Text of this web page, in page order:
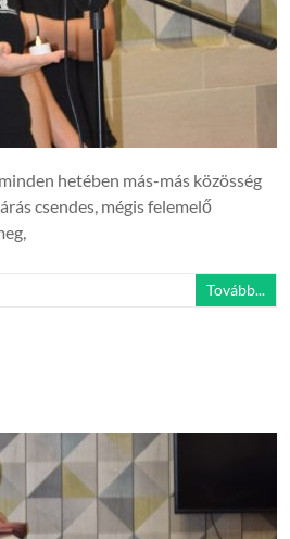
hetében más-más közösség
csendes, mégis felemelő
Tovább...